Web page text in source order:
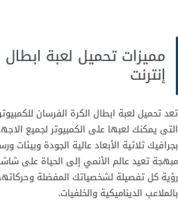
مميزات تحميل لعبة
إنترنت
تعد تحميل لعبة ابطال الكرة الفرسان
التى يمكنك لعبها على الكمبيوتر لجميع
بجرافيك ثلاثية الأبعاد عالية الجودة وبيئات
مبهجة تعيد عالم الأنمي إلى الحياة على
رؤية كل تفصيلة لشخصياتك المفضلة
بالملاعب الديناميكية والخلفيات.